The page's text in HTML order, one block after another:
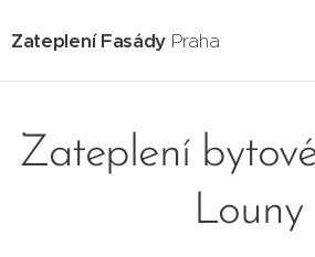
Zateplení Fasády Praha
Zateplení
Louny